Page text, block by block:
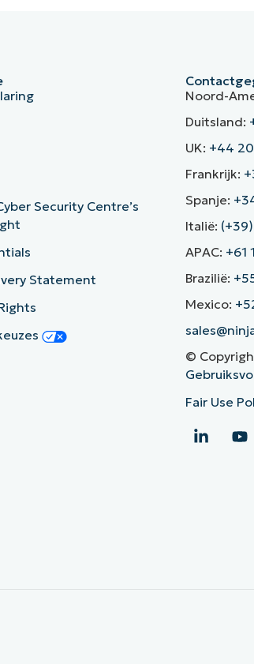
Security Centre’s
Statement
Noord-
Duitsland:
UK: +44
Frankrijk:
Spanje:
Italië:
APAC: +61
Brazilië:
Mexico:
©
Fair Use